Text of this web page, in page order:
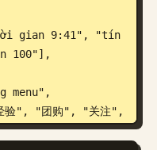
100"],